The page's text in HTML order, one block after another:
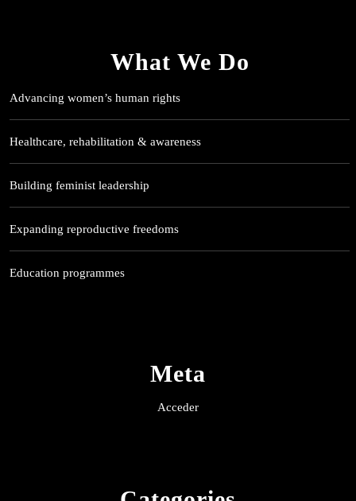
What We Do
Advancing women’s human rights
Healthcare, rehabilitation & awareness
Building feminist leadership
Expanding reproductive freedoms
Education programmes
Meta
Acceder